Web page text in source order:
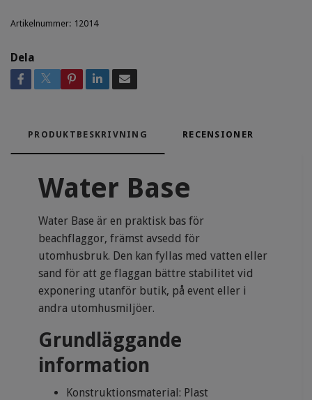
Artikelnummer: 12014
Dela
PRODUKTBESKRIVNING RECENSIONER
Water Base
Water Base är en praktisk bas för
beachflaggor, främst avsedd för
utomhusbruk. Den kan fyllas med vatten eller
sand för att ge flaggan bättre stabilitet vid
exponering utanför butik, på event eller i
andra utomhusmiljöer.
Grundläggande
information
Konstruktionsmaterial: Plast